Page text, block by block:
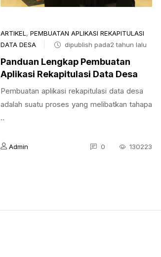
ARTIKEL , PEMBUATAN APLIKASI REKAPITULASI
DATA DESA
dipublish pada2 tahun lalu
Panduan Lengkap Pembuatan
Aplikasi Rekapitulasi Data Desa
Pembuatan aplikasi rekapitulasi data desa
adalah suatu proses yang melibatkan tahapa
..
Admin 0 130223